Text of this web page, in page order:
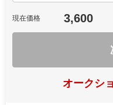
現在価格 3,600
オークシ